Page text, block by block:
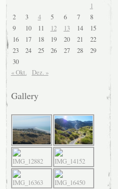
1
2
3 4 5 6 7
8
9
10 11 12 13 14
15
16
17 18 19 20 21
22
23
24 25 26 27 28
29
30
« Okt.
Dez. »
Gallery